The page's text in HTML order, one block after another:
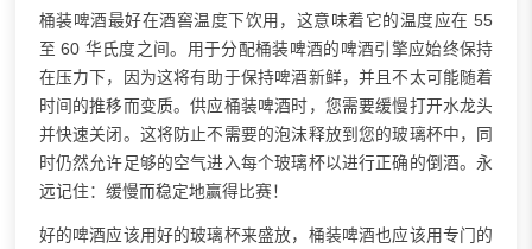
桶装啤酒最好在酒窖温度下饮用，这意味着它的温度应在 55
至 60 华氏度之间。用于分配桶装啤酒的啤酒引擎应始终保持
在压力下，因为这将有助于保持啤酒新鲜，并且不太可能随着
时间的推移而变质。供应桶装啤酒时，您需要缓慢打开水龙头
并快速关闭。这将防止不需要的泡沫释放到您的玻璃杯中，同
时仍然允许足够的空气进入每个玻璃杯以进行正确的倒酒。永
远记住：缓慢而稳定地赢得比赛！
好的啤酒应该用好的玻璃杯来盛放，桶装啤酒也应该用专门的